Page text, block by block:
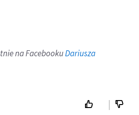
na FacebookuDariusza